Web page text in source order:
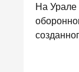
На Урале